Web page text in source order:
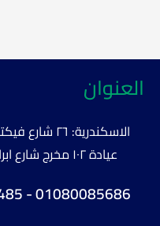
العنوان
الاسكندرية:
عيادة ١٠٢ مخرج شارع ابراهيم شريف - مصطفى كامل
01080085686 - 01080085485 - 035422575